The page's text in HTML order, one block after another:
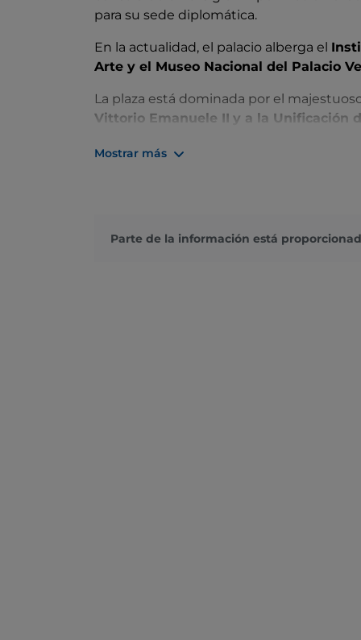
para su sede diplomática.
En la actualidad, el palacio alberga el
Arte y el Museo Nacional del Palacio
La plaza está dominada por el
Vittorio Emanuele II y a la Unificación
A los romanos les gusta llamarlo
A 80 metros de altura, tu mirada se
Mostrar más
Parte de la información está